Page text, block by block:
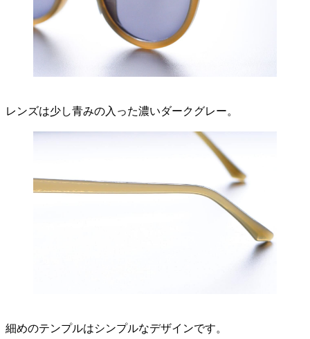
レンズは少し青みの入った濃いダークグレー。
細めのテンプルはシンプルなデザインです。